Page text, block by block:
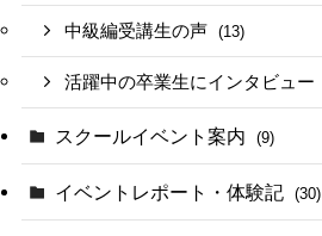
中級編受講生の声 (13)
活躍中の卒業生にインタビュー
スクールイベント案内 (9)
イベントレポート・体験記 (30)